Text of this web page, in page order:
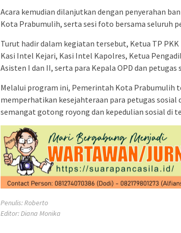
Acara kemudian dilanjutkan dengan penyerahan
Kota Prabumulih, serta sesi foto bersama seluruh
Turut hadir dalam kegiatan tersebut, Ketua TP
Kasi Intel Kejari, Kasi Intel Kapolres, Ketua
Asisten I dan II, serta para Kepala OPD dan
Melalui program ini, Pemerintah Kota Prabumulih
memperhatikan kesejahteraan para petugas sosial
semangat gotong royong dan kepedulian sosial di
Penulis: Roberto
Editor: Diana Monika